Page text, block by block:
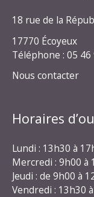
18 rue de la
17770 Écoyeux
Téléphone : 05 46
Nous contacter
Horaires
Lundi : 13h30 à
Mercredi : 9h00 à
Jeudi : de 9h00 à
Vendredi : 13h30